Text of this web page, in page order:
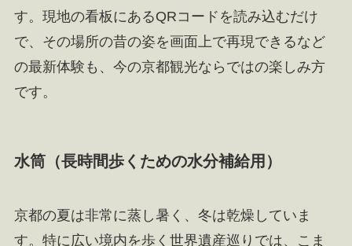
す。現地の看板にあるQRコードを読み込むだけ
で、その場所の昔の姿を画面上で再現できるなど
の最新体験も、今の京都観光ならではの楽しみ方
です。
水筒（長時間歩くための水分補給用）
京都の夏は非常に蒸し暑く、冬は乾燥していま
す。特に広い境内を歩く世界遺産巡りでは、こま